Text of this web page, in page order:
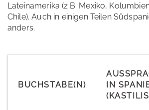
Lateinamerika (z.B. Mexiko,
Chile). Auch in einigen Teilen
anders.
BUCHSTABE(N)
IN